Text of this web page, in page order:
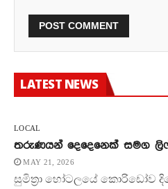
LATEST NEWS
LOCAL
තරුණයන් දෙදෙනෙක් සමග
MAY 21, 2026
සුමිත්‍රා හෝටලයේ කොරිඩෝව